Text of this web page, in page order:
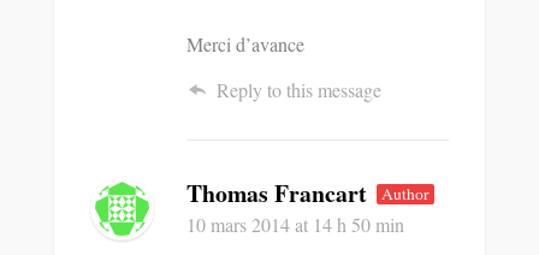
Merci d’avance
Reply to this message
Thomas Francart Author
10 mars 2014at 14 h 50 min